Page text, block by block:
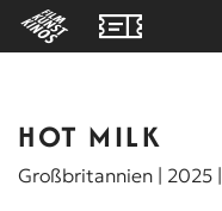
HOT MILK
Großbritannien | 2025 |